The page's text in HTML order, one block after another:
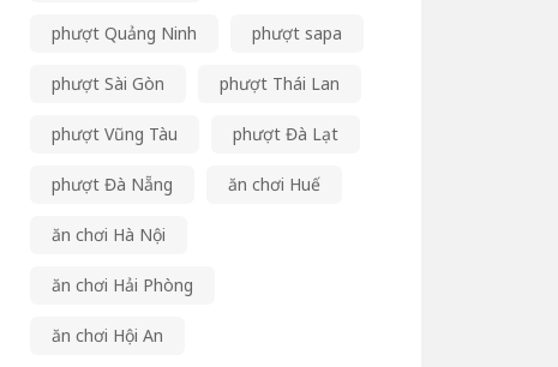
phượt Quảng Ninh phượt sapa
phượt Sài Gòn phượt Thái Lan
phượt Vũng Tàu phượt Đà Lạt
phượt Đà Nẵng ăn chơi Huế
ăn chơi Hà Nội
ăn chơi Hải Phòng
ăn chơi Hội An